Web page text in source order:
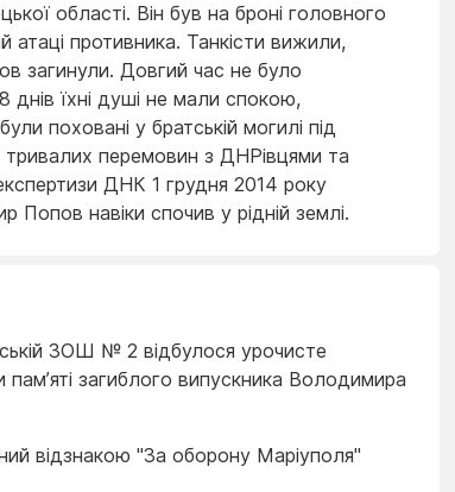
області. Він був на броні головного
атаці противника. Танкісти вижили,
загинули. Довгий час не було
днів їхні душі не мали спокою,
поховані у братській могилі під
тривалих перемовин з ДНРівцями та
ДНК 1 грудня 2014 року
Попов навіки спочив у рідній землі.
ЗОШ № 2 відбулося уро­чисте
пам’яті загиблого випускника Володимира
відзнакою "За оборону Маріуполя"